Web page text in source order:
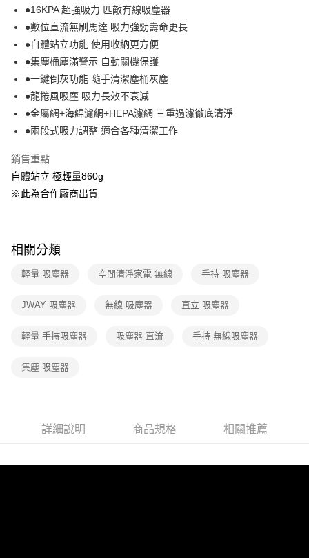
大哥付你分期
相關說明
【大哥付你分期使用說明】
1.本服務由台灣大哥大提供，台灣大哥大用戶可立即使用無須另外申請。
2.付款方式選擇「大哥付你分期」，訂單成立後會自動跳轉到大哥付的交易
流程，驗證手機門號後，選擇欲分期的期數、繳款截止日，確認付款後即完
成交易。
3.實際核准額度、可分期數及費用金額請依後續交易確認頁面所載為準。
4.訂單成立30分鐘內，如未前往確認交易或遇審核未通過，訂單將自動取
消。如遇「轉專審核」未通過狀況，表示未達大哥付你分期系統評分，恕無
1.分期款項不併入電信帳單，「大哥付你分期」於每月結算日後寄送繳費提
醒簡訊。
2.透過簡訊連結打開帳單後，可選擇「超商條碼／台灣大直營門市／銀行轉
帳／街口支付／iPASS MONEY」等通路繳費。
用戶於交易時，得透過本服務購買商品或服務，並由商店將買賣／分期付款
2.基於同意付款使用「大哥付你分期」之契約關係目的，商店將以您的個人
由本公司與您本人進行分期帳單所需資料之確認、核對及更正。
ATM付款
運送方式
宅配【父親節大回饋】限時$299免運
每筆NT$150，滿NT$299(含以上)免運費
●16KPA 超強吸力 匹敵有線吸塵器
●數位直流無刷馬達 吸力強勁壽命更長
●自體站立功能 使用收納更方便
●集塵桶塵滿警示 自動關機保護
●一鍵倒灰功能 隨手清潔塵桶灰塵
●龍捲風吸塵 吸力長效不衰減
●金屬網+海綿濾網+HEPA濾網 三重過濾徹底清淨
●兩段式吸力調整 適合各種清潔工作
銷售重點
自體站立 極輕量860g
※此為合作廠商出貨
相關分類
輕量 吸塵器 空間清淨家電 無線 手持 吸塵器
JWAY 吸塵器 無線 吸塵器 直立 吸塵器
輕量 手持吸塵器 吸塵器 直流 手持 無線吸塵器
集塵 吸塵器
詳細說明 商品規格 相關推薦